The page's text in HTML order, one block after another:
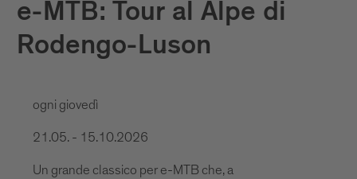
e-MTB: Tour al Alpe di
Rodengo-Luson
ogni giovedì
21.05. - 15.10.2026
Un grande classico per e-MTB che, a